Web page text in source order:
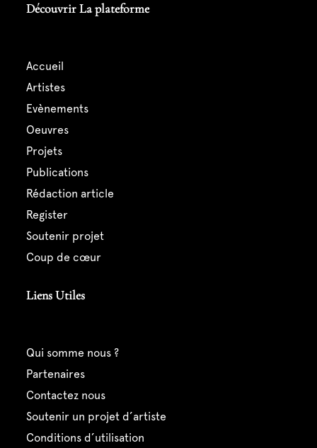
Découvrir La plateforme
accueil
artistes
evènements
oeuvres
projets
publications
rédaction article
register
soutenir projet
coup de cœur
Liens Utiles
qui somme nous ?
partenaires
contactez nous
soutenir un projet d’artiste
conditions d’utilisation